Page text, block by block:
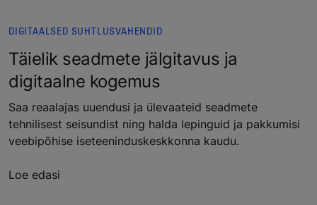
DIGITAALSED SUHTLUSVAHENDID
Täielik seadmete jälgitavus ja
digitaalne kogemus
Saa reaalajas uuendusi ja ülevaateid seadmete
tehnilisest seisundist ning halda lepinguid ja pakkumisi
veebipõhise iseteeninduskeskkonna kaudu.
Loe edasi